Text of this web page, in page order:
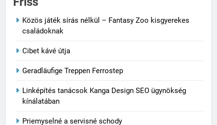
Közös játék sírás nélkül – Fantasy Zoo kisgyerekes
családoknak
Cibet kávé útja
Geradläufige Treppen Ferrostep
Linképítés tanácsok Kanga Design SEO ügynökség
kínálatában
Priemyselné a servisné schody